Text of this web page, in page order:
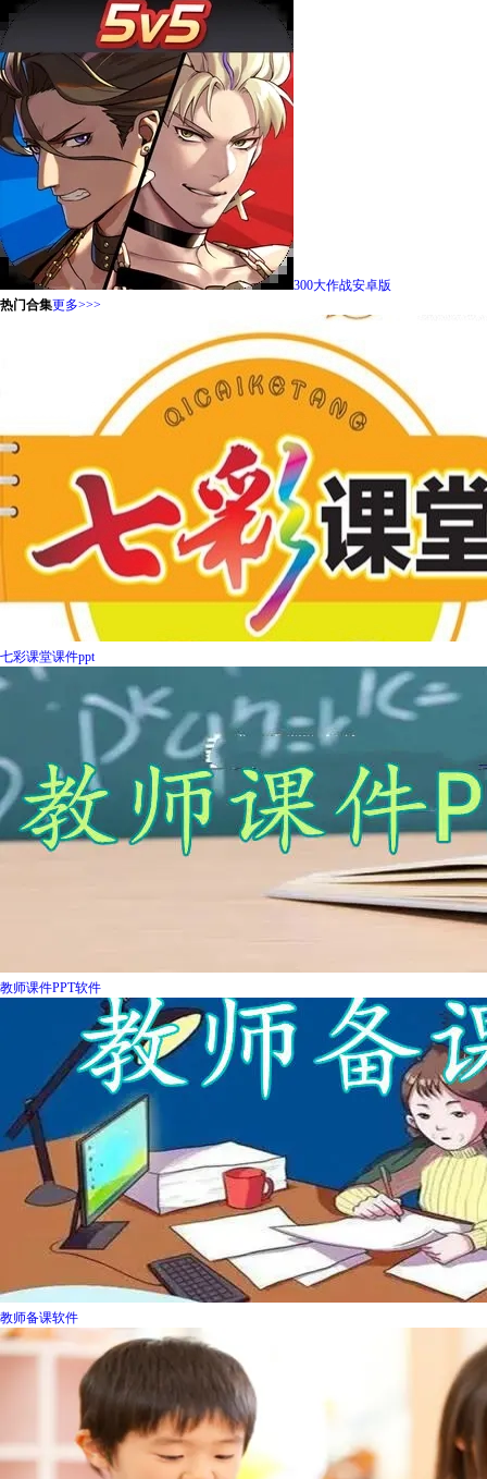
300大作战安卓版
热门合集更多>>>
七彩课堂课件ppt
教师课件PPT软件
教师备课软件